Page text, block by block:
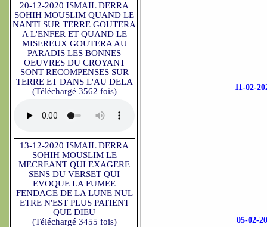
20-12-2020 ISMAIL DERRA
SOHIH MOUSLIM QUAND LE
NANTI SUR TERRE GOUTERA
A L'ENFER ET QUAND LE
MISEREUX GOUTERA AU
PARADIS LES BONNES
OEUVRES DU CROYANT
SONT RECOMPENSES SUR
TERRE ET DANS L'AU DELA
(Téléchargé 3562 fois)
13-12-2020 ISMAIL DERRA
SOHIH MOUSLIM LE
MECREANT QUI EXAGERE
SENS DU VERSET QUI
EVOQUE LA FUMEE
FENDAGE DE LA LUNE NUL
ETRE N'EST PLUS PATIENT
QUE DIEU
(Téléchargé 3455 fois)
11-02-
05-02-